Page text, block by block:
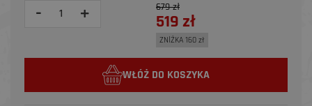
- + 679 zł
519 zł
ZNİŻKA 160 zł
WŁÓŻ DO KOSZYKA